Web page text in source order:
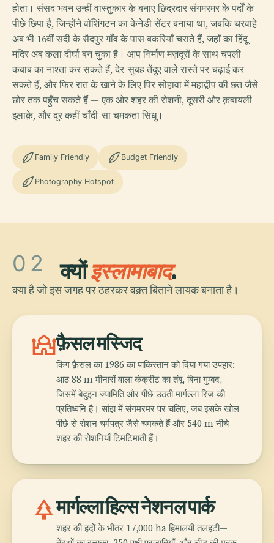
होता। संसद भवन उन्हीं वास्तुकार के बनाए छिद्रदार संगमरमर के पर्दों के
पीछे छिपा है, जिन्होंने वॉशिंगटन का केनेडी सेंटर बनाया था, जबकि चरवाहे
अब भी 16वीं सदी के सैदपुर गाँव के पास बकरियाँ चराते हैं, जहाँ का हिंदू
मंदिर अब कला दीर्घा बन चुका है। आप निर्माण मज़दूरों के साथ चपली
कबाब का नाश्ता कर सकते हैं, देर-सुबह तेंदुए वाले रास्ते पर चढ़ाई कर
सकते हैं, और फिर रात के खाने के लिए पिर सोहावा में महाद्वीप की छत जैसे
छोर तक पहुँच सकते हैं — एक ओर शहर की रोशनी, दूसरी ओर क़बायली
इलाक़े, और दूर कहीं चाँदी-सा चमकता सिंधु।
Family Friendly Budget Friendly
Photography Hotspot
02 क्योंइस्लामाबाद.
क्या है जो इस जगह पर ठहरकर वक़्त बिताने लायक बनाता है।
mosqueफ़ैसल मस्जिद
किंग फ़ैसल का 1986 का पाकिस्तान को दिया गया उपहार:
आठ 88 m मीनारों वाला कंक्रीट का तंबू, बिना गुम्बद,
जिसमें बेदुइन ज्यामिति और पीछे उठती मार्गल्ला रिज की
प्रतिध्वनि है। सांझ में संगमरमर पर चलिए, जब इसके खोल
पीछे से रोशन चर्मपत्र जैसे चमकते हैं और 540 m नीचे
शहर की रोशनियाँ टिमटिमाती हैं।
parkमार्गल्ला हिल्स नेशनल पार्क
शहर की हदों के भीतर 17,000 ha हिमालयी तलहटी—